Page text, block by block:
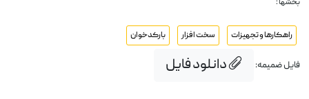
بخشها :
راهکارها و تجهیزات سخت افزار بارکدخوان
فایل ضمیمه: دانلود فایل